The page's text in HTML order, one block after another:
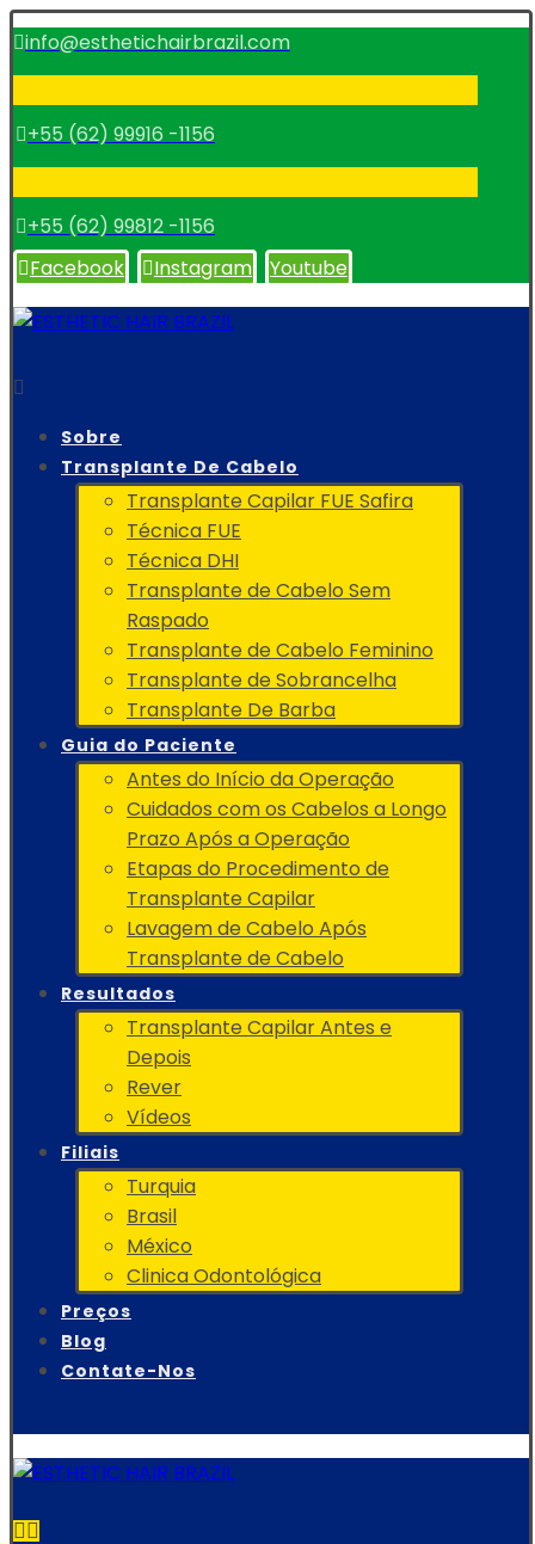
info@esthetichairbrazil.com
+55 (62) 99916 -1156
+55 (62) 99812 -1156
Facebook
Instagram Youtube
Sobre
Transplante De Cabelo
Transplante Capilar FUE Safira
Técnica FUE
Técnica DHI
Transplante de Cabelo Sem
Raspado
Transplante de Cabelo Feminino
Transplante de Sobrancelha
Transplante De Barba
Guia do Paciente
Antes do Início da Operação
Cuidados com os Cabelos a Longo
Prazo Após a Operação
Etapas do Procedimento de
Transplante Capilar
Lavagem de Cabelo Após
Transplante de Cabelo
Resultados
Transplante Capilar Antes e
Depois
Rever
Vídeos
Filiais
Turquia
Brasil
México
Clinica Odontológica
Preços
Blog
Contate-Nos